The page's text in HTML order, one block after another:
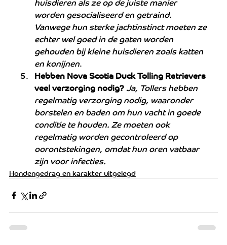
worden gesocialiseerd en getraind.
Vanwege hun sterke jachtinstinct moeten ze
echter wel goed in de gaten worden
gehouden bij kleine huisdieren zoals katten
en konijnen.
Hebben Nova Scotia Duck Tolling Retrievers
veel verzorging nodig?Ja, Tollers hebben
regelmatig verzorging nodig, waaronder
borstelen en baden om hun vacht in goede
conditie te houden. Ze moeten ook
regelmatig worden gecontroleerd op
oorontstekingen, omdat hun oren vatbaar
zijn voor infecties.
Hondengedrag en karakter uitgelegd